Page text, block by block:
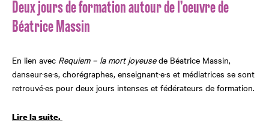
Deux jours de formation autour de l’oeuvre de
Béatrice Massin
En lien avec Requiem – la mort joyeusede Béatrice Massin,
danseur·se·s, chorégraphes, enseignant·e·s et médiatrices se sont
retrouvé·es pour deux jours intenses et fédérateurs de formation.
Lire la suite.